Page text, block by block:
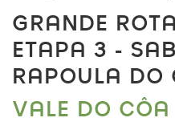
GRANDE
ETAPA 3 -
RAPOULA DO
VALE DO CÔA